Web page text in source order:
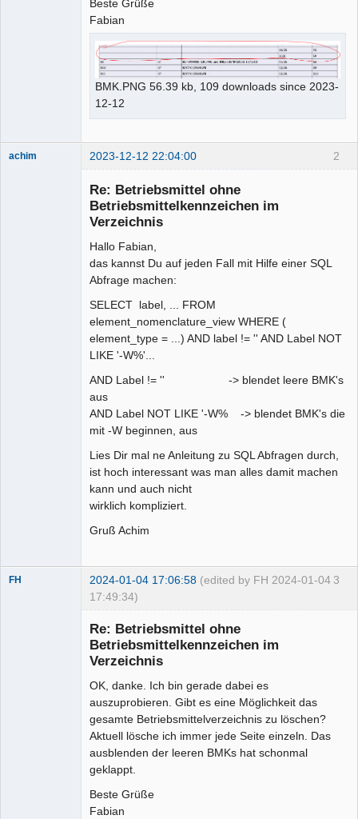
Beste Grüße
Fabian
BMK.PNG 56.39 kb, 109 downloads since 2023-
12-12
2
achim 2023-12-12 22:04:00
Re: Betriebsmittel ohne
Betriebsmittelkennzeichen im
Verzeichnis
Hallo Fabian,
das kannst Du auf jeden Fall mit Hilfe einer SQL
Abfrage machen:
SELECT label, ... FROM
element_nomenclature_view WHERE (
element_type = ...) AND label != '' AND Label NOT
LIKE '-W%'...
AND Label != '' -> blendet leere BMK's
aus
AND Label NOT LIKE '-W% -> blendet BMK's die
mit -W beginnen, aus
Lies Dir mal ne Anleitung zu SQL Abfragen durch,
ist hoch interessant was man alles damit machen
kann und auch nicht
wirklich kompliziert.
Gruß Achim
3
FH 2024-01-04 17:06:58 (edited by FH 2024-01-04
17:49:34)
Re: Betriebsmittel ohne
Betriebsmittelkennzeichen im
Verzeichnis
OK, danke. Ich bin gerade dabei es
auszuprobieren. Gibt es eine Möglichkeit das
gesamte Betriebsmittelverzeichnis zu löschen?
Aktuell lösche ich immer jede Seite einzeln. Das
ausblenden der leeren BMKs hat schonmal
geklappt.
Beste Grüße
Fabian